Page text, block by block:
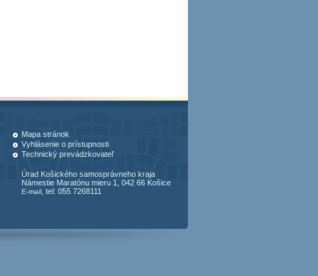
Mapa stránok
Vyhlásenie o prístupnosti
Technický prevádzkovateľ
Úrad Košického samosprávneho kraja
Námestie Maratónu mieru 1, 042 66 Košice
E-mail , tel: 055 7268111